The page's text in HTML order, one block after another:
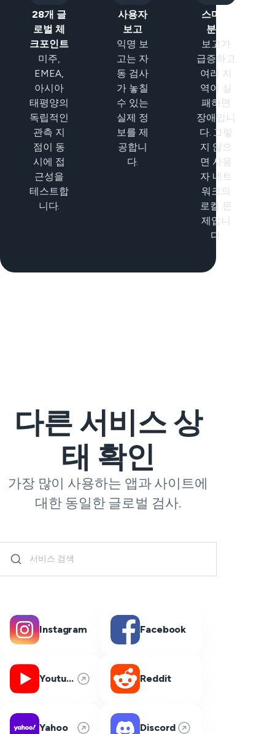
28개 글
로벌 체
크포인트
미주,
EMEA,
아시아
태평양의
독립적인
관측 지
점이 동
시에 접
근성을
테스트합
니다.
사용자
보고
익명 보
고는 자
동 검사
가 놓칠
수 있는
실제 정
보를 제
공합니
다.
스마트
분류
보고가
급증하고
여러 지
역이 실
패하면
장애입니
다. 그렇
지 않으
면 사용
자 네트
워크의
로컬 문
제입니
다.
다른 서비스 상
태 확인
가장 많이 사용하는 앱과 사이트에
대한 동일한 글로벌 검사.
Instagram Facebook
Youtube Reddit
Yahoo Discord